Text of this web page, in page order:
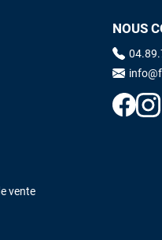
vente
NOUS
il y a 3 mois
Tahiti. Super service.
super état. Mauruuru roa.